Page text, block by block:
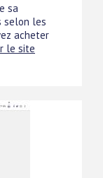
sa
selon les
acheter
le site